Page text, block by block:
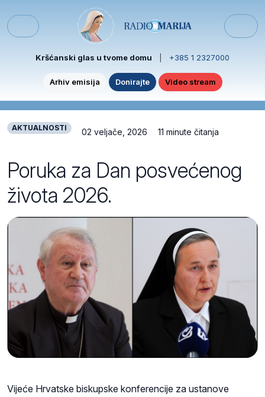
Menu
Kršćanski glas u tvome domu +385 1 2327000
Arhiv emisija Donirajte Video stream
AKTUALNOSTI 02 veljače, 2026 11 minute čitanja
Poruka za Dan posvećenog
života 2026.
Vijeće Hrvatske biskupske konferencije za ustanove